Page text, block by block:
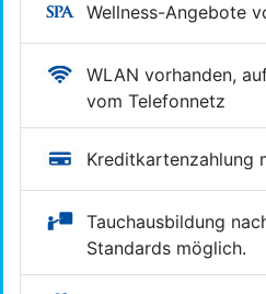
Wellness-Angebote
WLAN vorhanden,
vom Telefonnetz
Kreditkartenzahlung
Tauchausbildung
Standards möglich.